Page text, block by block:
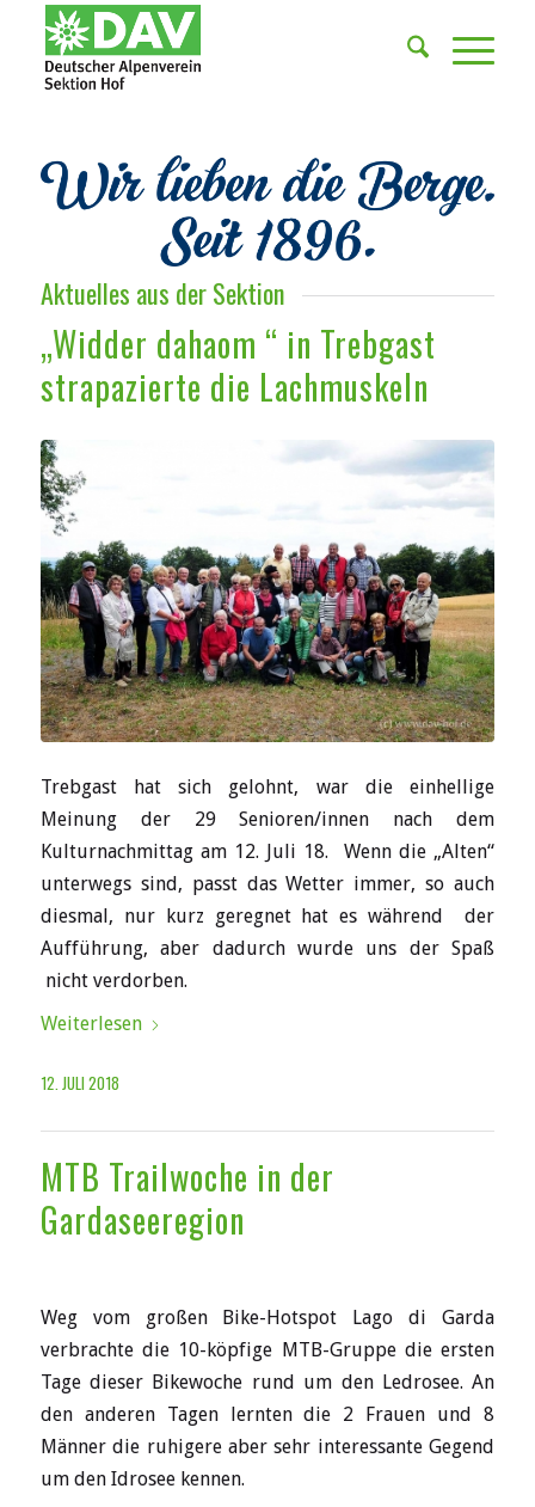
Aktuelles aus der Sektion
„Widder dahaom “ in Trebgast
strapazierte die Lachmuskeln
Trebgast hat sich gelohnt, war die einhellige
Meinung der 29 Senioren/innen nach dem
Kulturnachmittag am 12. Juli 18. Wenn die „Alten“
unterwegs sind, passt das Wetter immer, so auch
diesmal, nur kurz geregnet hat es während der
Aufführung, aber dadurch wurde uns der Spaß
nicht verdorben.
Weiterlesen
12. JULI 2018
MTB Trailwoche in der
Gardaseeregion
Weg vom großen Bike-Hotspot Lago di Garda
verbrachte die 10-köpfige MTB-Gruppe die ersten
Tage dieser Bikewoche rund um den Ledrosee. An
den anderen Tagen lernten die 2 Frauen und 8
Männer die ruhigere aber sehr interessante Gegend
um den Idrosee kennen.